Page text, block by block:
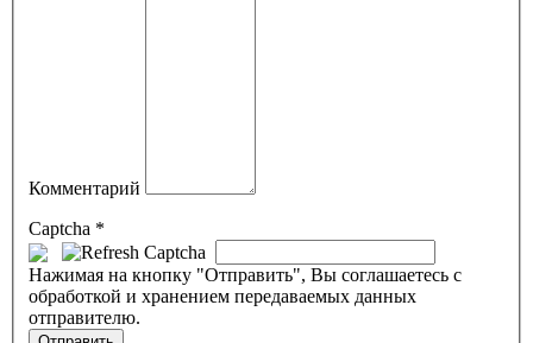
Комментарий
Captcha *
Нажимая на кнопку "Отправить", Вы соглашаетесь с
обработкой и хранением передаваемых данных
отправителю.